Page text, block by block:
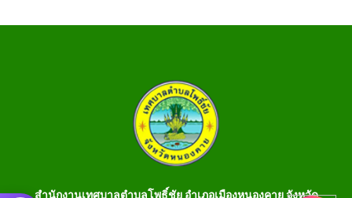
สำนักงานเทศบาลตำบลโพธิ์ชัย อำเภอเมืองหนองคาย จังหวัด